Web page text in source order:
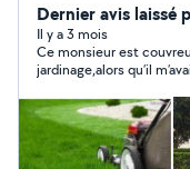
Dernier avis laissé
Il y a 3 mois
Ce monsieur est
jardinage,alors qu’il